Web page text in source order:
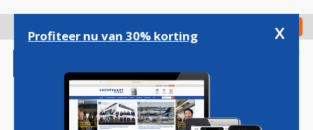
gaan
Check in
Profiteer nu van 30% korting x